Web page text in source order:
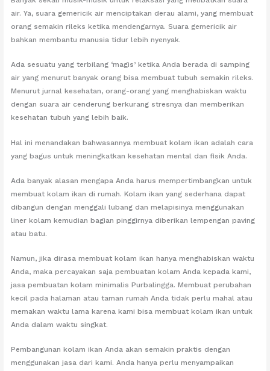
air. Ya, suara gemericik air menciptakan derau alami, yang membuat
orang semakin rileks ketika mendengarnya. Suara gemericik air
bahkan membantu manusia tidur lebih nyenyak.
Ada sesuatu yang terbilang ‘magis’ ketika Anda berada di samping
air yang menurut banyak orang bisa membuat tubuh semakin rileks.
Menurut jurnal kesehatan, orang-orang yang menghabiskan waktu
dengan suara air cenderung berkurang stresnya dan memberikan
kesehatan tubuh yang lebih baik.
Hal ini menandakan bahwasannya membuat kolam ikan adalah cara
yang bagus untuk meningkatkan kesehatan mental dan fisik Anda.
Ada banyak alasan mengapa Anda harus mempertimbangkan untuk
membuat kolam ikan di rumah. Kolam ikan yang sederhana dapat
dibangun dengan menggali lubang dan melapisinya menggunakan
liner kolam kemudian bagian pinggirnya diberikan lempengan paving
atau batu.
Namun, jika dirasa membuat kolam ikan hanya menghabiskan waktu
Anda, maka percayakan saja pembuatan kolam Anda kepada kami,
jasa pembuatan kolam minimalis Purbalingga. Membuat perubahan
kecil pada halaman atau taman rumah Anda tidak perlu mahal atau
memakan waktu lama karena kami bisa membuat kolam ikan untuk
Anda dalam waktu singkat.
Pembangunan kolam ikan Anda akan semakin praktis dengan
menggunakan jasa dari kami. Anda hanya perlu menyampaikan